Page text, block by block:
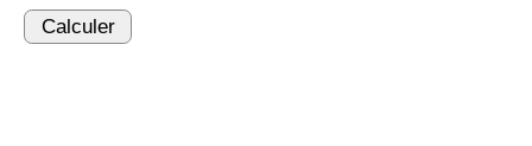
Calculer